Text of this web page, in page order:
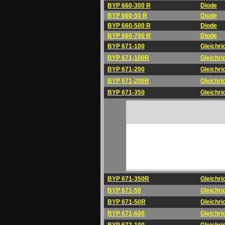
BYP 660-300 R
Diode
BYP 660-50 R
Diode
BYP 660-500 R
Diode
BYP 660-700 R
Diode
BYP 671-100
BYP 671-100R
BYP 671-200
BYP 671-200R
BYP 671-350
BYP 671-350R
BYP 671-50
BYP 671-50R
BYP 671-600